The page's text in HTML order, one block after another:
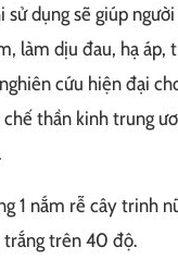
sử dụng sẽ giúp
làm dịu đau, hạ áp,
cứu hiện đại
thần kinh trung
1 nắm rễ cây trinh
trắng trên 40 độ.